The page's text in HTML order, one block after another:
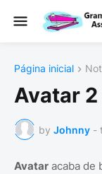
Página inicial
Avatar
by Johnny -
Avatar acaba de